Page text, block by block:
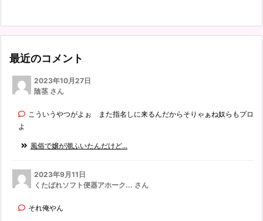
最近のコメント
2023年10月27日
陰茎 さん
こういうやつがよぉ また指名しに来るんだからそりゃぁね奴らもプロ
よ
風俗で嬢が潮ふいたんだけど...
2023年9月11日
くたばれソフト便器アホーク... さん
それ俺やん